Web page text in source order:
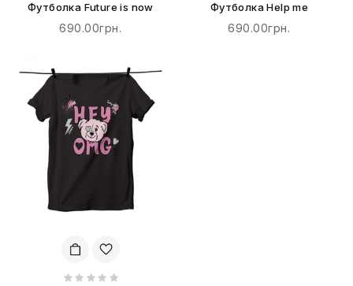
Футболка Future is now
690.00грн.
Футболка Help me
690.00грн.